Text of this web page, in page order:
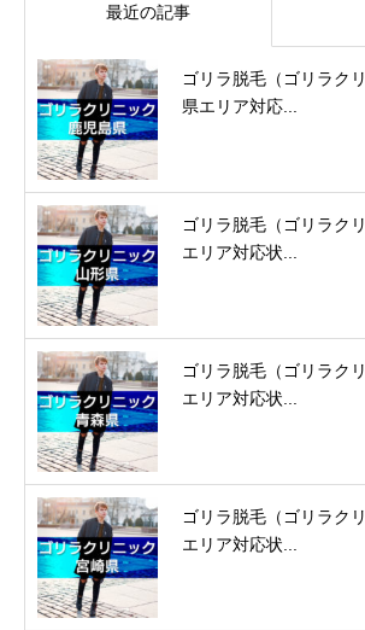
最近の記事
ゴリラ脱毛（ゴリラク
県エリア対応...
ゴリラ脱毛（ゴリラク
エリア対応状...
ゴリラ脱毛（ゴリラク
エリア対応状...
ゴリラ脱毛（ゴリラク
エリア対応状...